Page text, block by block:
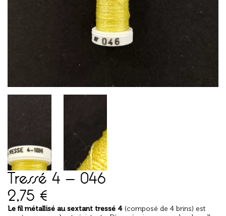
Tressé 4 – 046
2,75 €
Le filmétallisé au sextant tressé 4 (composé de 4 brins) est